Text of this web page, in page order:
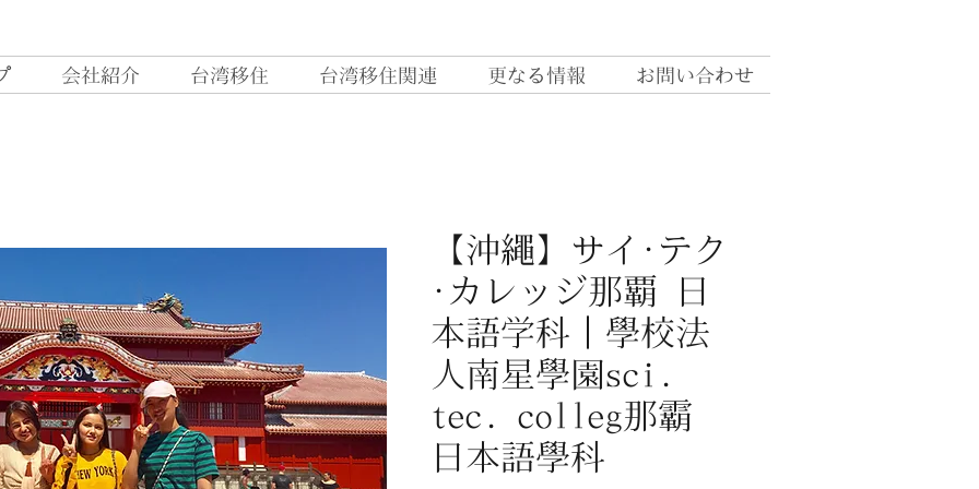
会社紹介 台湾移住 台湾移住関連 更なる情報 お問い合わせ
【沖繩】サイ·テク
·カレッジ那覇 日
本語学科｜學校法
人南星學園sci.
tec. colleg那霸
日本語學科